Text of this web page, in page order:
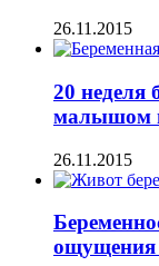
26.11.2015
20 неделя
малышом
26.11.2015